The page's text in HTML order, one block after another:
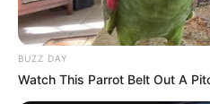
BUZZ DAY
Watch This Parrot Belt Out A